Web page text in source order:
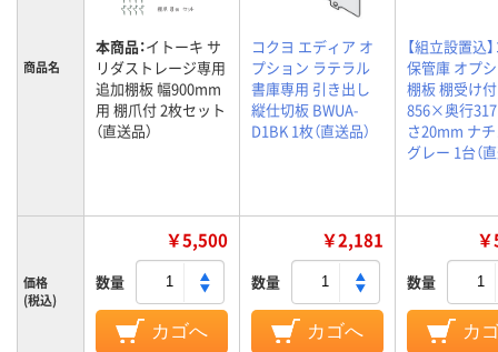
商品名
本商品：イトーキ サ
リダストレージ専用
追加棚板 幅900mm
用 棚爪付 2枚セット
（直送品）
コクヨ エディア オ
プション ラテラル
書庫専用 引き出し
縦仕切板 BWUA-
D1BK 1枚（直送品）
【組立設置込
保管庫 オプ
棚板 棚受け
856×奥行
さ20mm ナ
グレー 1台（
価格
(税込)
￥5,500
数量
カゴへ
￥2,181
数量
カゴへ
数量
カ